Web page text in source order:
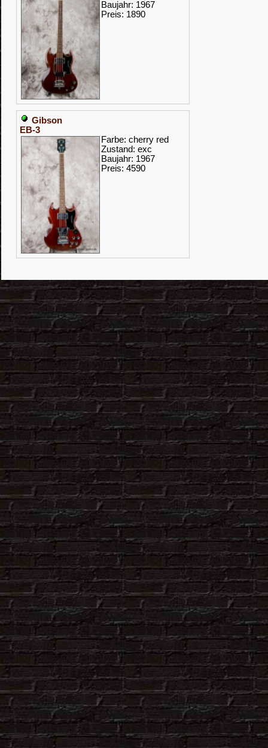
Baujahr: 1967
Preis: 1890
Gibson
EB-3
Farbe: cherry red
Zustand: exc
Baujahr: 1967
Preis: 4590